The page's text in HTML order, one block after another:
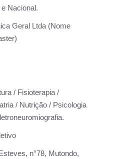
Nacional.
Geral Ltda (Nome
/ Fisioterapia /
/ Nutrição / Psicologia
n°78, Mutondo,